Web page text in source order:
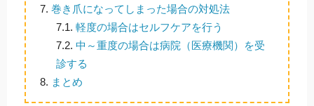
7. 巻き爪になってしまった場合の対処法
7.1. 軽度の場合はセルフケアを行う
7.2. 中～重度の場合は病院（医療機関）を受
診する
8. まとめ